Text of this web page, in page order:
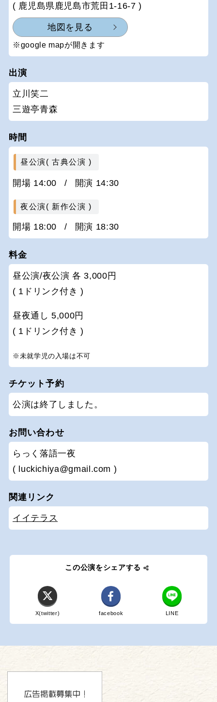
( 鹿児島県鹿児島市荒田1-16-7 )
地図を見る
※google mapが開きます
出演
立川笑二
三遊亭青森
時間
昼公演( 古典公演 )
開場 14:00 / 開演 14:30
夜公演( 新作公演 )
開場 18:00 / 開演 18:30
料金
昼公演/夜公演 各 3,000円
( 1ドリンク付き )
昼夜通し 5,000円
( 1ドリンク付き )
※未就学児の入場は不可
チケット予約
公演は終了しました。
お問い合わせ
らっく落語一夜
( luckichiya@gmail.com )
関連リンク
イイテラス
この公演をシェアする
X(twitter) facebook LINE